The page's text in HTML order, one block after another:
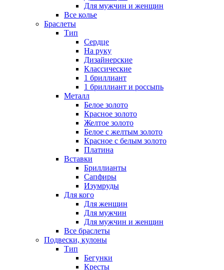
Для мужчин и женщин
Все колье
Браслеты
Тип
Сердце
На руку
Дизайнерские
Классические
1 бриллиант
1 бриллиант и россыпь
Металл
Белое золото
Красное золото
Желтое золото
Белое с желтым золото
Красное с белым золото
Платина
Вставки
Бриллианты
Сапфиры
Изумруды
Для кого
Для женщин
Для мужчин
Для мужчин и женщин
Все браслеты
Подвески, кулоны
Тип
Бегунки
Кресты